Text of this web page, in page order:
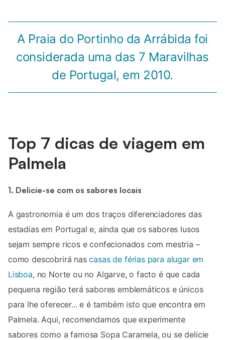
A Praia do Portinho da Arrábida foi
considerada uma das 7 Maravilhas
de Portugal, em 2010.
Top 7 dicas de viagem em
Palmela
1. Delicie-se com os sabores locais
A gastronomia é um dos traços diferenciadores das
estadias em Portugal e, ainda que os sabores lusos
sejam sempre ricos e confecionados com mestria –
como descobrirá nascasas de férias para alugar em
Lisboa, no Norte ou no Algarve, o facto é que cada
pequena região terá sabores emblemáticos e únicos
para lhe oferecer... e é também isto que encontra em
Palmela. Aqui, recomendamos que experimente
sabores como a famosa Sopa Caramela, ou se delicie